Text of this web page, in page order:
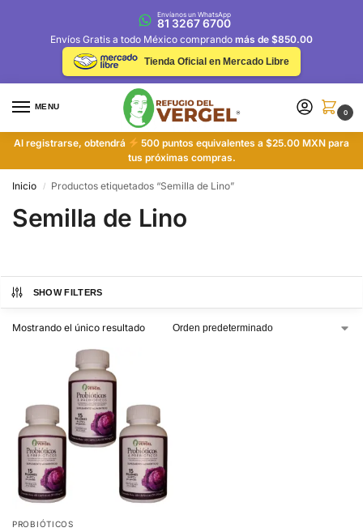
Envíanos un WhatsApp
81 3267 6700
Envíos Gratis a todo México comprando más de $850.00
Tienda Oficial en Mercado Libre
MENU
0
Al registrarse, obtendrá
500 puntos equivalentes a $25.00 MXN para
tus próximas compras.
Inicio / Productos etiquetados “Semilla de Lino”
Semilla de Lino
SHOW FILTERS
Mostrando el único resultado
PROBIÓTICOS